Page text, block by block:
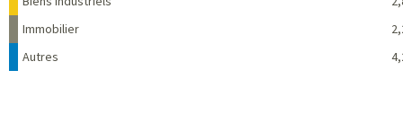
Immobilier
Autres